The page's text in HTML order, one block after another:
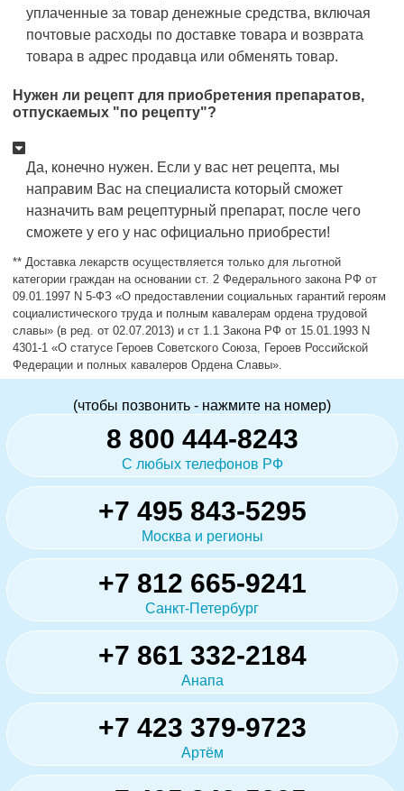
уплаченные за товар денежные средства, включая
почтовые расходы по доставке товара и возврата
товара в адрес продавца или обменять товар.
Нужен ли рецепт для приобретения препаратов,
отпускаемых "по рецепту"?
Да, конечно нужен. Если у вас нет рецепта, мы
направим Вас на специалиста который сможет
назначить вам рецептурный препарат, после чего
сможете у его у нас официально приобрести!
** Доставка лекарств осуществляется только для льготной
категории граждан на основании ст. 2 Федерального закона РФ от
09.01.1997 N 5-ФЗ «О предоставлении социальных гарантий героям
социалистического труда и полным кавалерам ордена трудовой
славы» (в ред. от 02.07.2013) и ст 1.1 Закона РФ от 15.01.1993 N
4301-1 «О статусе Героев Советского Союза, Героев Российской
Федерации и полных кавалеров Ордена Славы».
(чтобы позвонить - нажмите на номер)
8 800 444-8243
С любых телефонов РФ
+7 495 843-5295
Москва и регионы
+7 812 665-9241
Санкт-Петербург
+7 861 332-2184
Анапа
+7 423 379-9723
Артём